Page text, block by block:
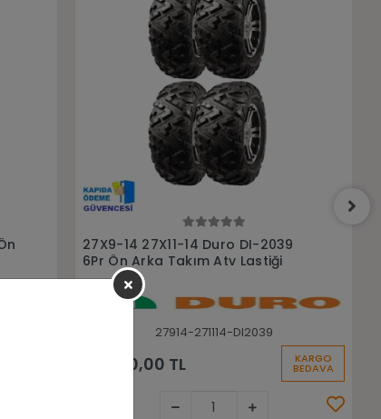
Stokta Yok
27x11-14 Armor P3501 6Kat Atv
Arka Lastiği
271114-P3501
Stokta Yok